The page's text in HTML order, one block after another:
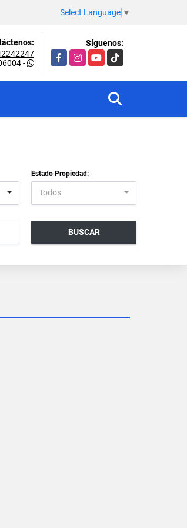
Select Language ▼
-
Síguenos:
FacebookInstagramYouTubeTikTok
Estado Propiedad:
Todos
BUSCAR